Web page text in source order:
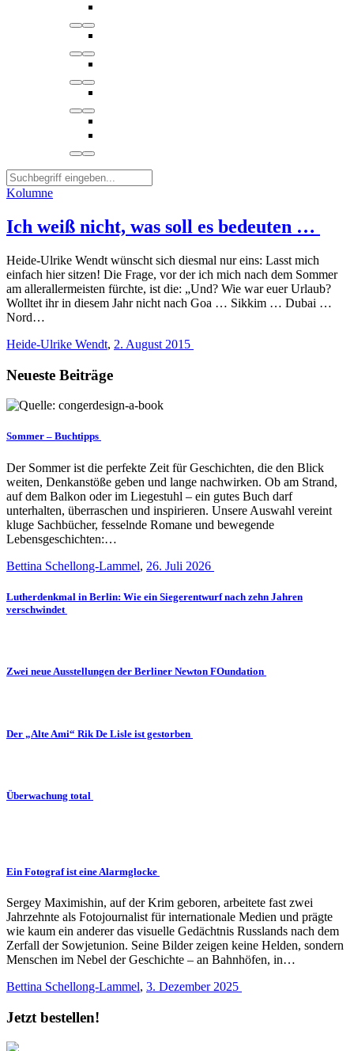
Kolumne
Ich weiß nicht, was soll es bedeuten …
Heide-Ulrike Wendt wünscht sich diesmal nur eins: Lasst mich
einfach hier sitzen! Die Frage, vor der ich mich nach dem Sommer
am allerallermeisten fürchte, ist die: „Und? Wie war euer Urlaub?
Wolltet ihr in diesem Jahr nicht nach Goa … Sikkim … Dubai …
Nord…
Heide-Ulrike Wendt, 2. August 2015
Neueste Beiträge
Sommer – Buchtipps
Der Sommer ist die perfekte Zeit für Geschichten, die den Blick
weiten, Denkanstöße geben und lange nachwirken. Ob am Strand,
auf dem Balkon oder im Liegestuhl – ein gutes Buch darf
unterhalten, überraschen und inspirieren. Unsere Auswahl vereint
kluge Sachbücher, fesselnde Romane und bewegende
Lebensgeschichten:…
Bettina Schellong-Lammel, 26. Juli 2026
Lutherdenkmal in Berlin: Wie ein Siegerentwurf nach zehn Jahren
verschwindet
Zwei neue Ausstellungen der Berliner Newton FOundation
Der „Alte Ami“ Rik De Lisle ist gestorben
Überwachung total
Ein Fotograf ist eine Alarmglocke
Sergey Maximishin, auf der Krim geboren, arbeitete fast zwei
Jahrzehnte als Fotojournalist für internationale Medien und prägte
wie kaum ein anderer das visuelle Gedächtnis Russlands nach dem
Zerfall der Sowjetunion. Seine Bilder zeigen keine Helden, sondern
Menschen im Nebel der Geschichte – an Bahnhöfen, in…
Bettina Schellong-Lammel, 3. Dezember 2025
Jetzt bestellen!